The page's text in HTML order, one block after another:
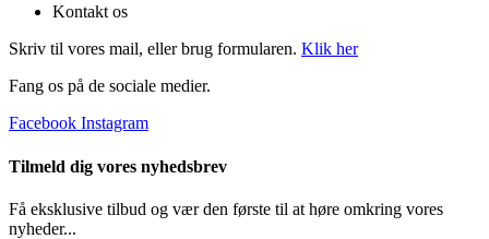
Kontakt os
Skriv til vores mail, eller brug formularen. Klik her
Fang os på de sociale medier.
Facebook Instagram
Tilmeld dig vores nyhedsbrev
Få eksklusive tilbud og vær den første til at høre omkring vores
nyheder...